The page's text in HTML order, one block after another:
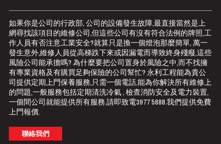
如果你是公司的行政部, 公司的設備發生故障,最直接當然是上
網尋找該項目的維修公司,但這些公司有沒有符合法例的牌照,工
作人員有否注意工業安全?就算只是換一個燈泡那麼簡單, 萬一
發生意外,維修人員從高梯跌下來或因漏電而導致終身殘癈,這些
風險公司能承擔嗎? 為什麼要把公司置身於風險之中,而不找擁
有專業資格及有購買足夠保險的公司幫忙? 永利工程能為貴公
司提供定期上門保養服務,只需一個電話,能為你解決所有維修上
的問題,一般服務包括定期清洗冷氣 , 檢查消防安全及電力裝置,
一個間公司就能提供所有服務.請即致電3977 5888.我們提供免費
上門報價.
聯絡我們